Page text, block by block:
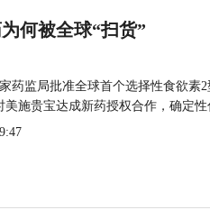
何被全球“扫货”
药监局批准全球首个选择性食欲素
美施贵宝达成新药授权合作，确定